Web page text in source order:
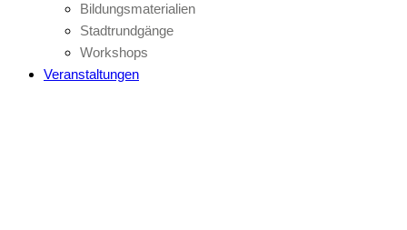
Bildungsmaterialien
Stadtrundgänge
Workshops
Veranstaltungen